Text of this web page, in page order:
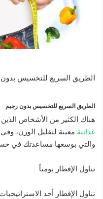
الطريق السريع للتخسيس
الطريق السريع للتخسيس بدون رجيم
هناك الكثير من الأشخاص
غذائية معينة لتقليل الوزن،
والتي بوسعها مساعدتك في
تناول الإفطار يومياً
تناول الإفطار أحد